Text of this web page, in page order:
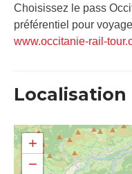
Choisissez le pass
préférentiel pour
www.occitanie-rail-
Localisation
+
−